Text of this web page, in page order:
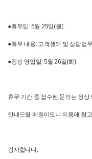
●휴무일: 5월 25일(월)
●휴무 내용: 고객센터 및 상담업무
●정상 영업일: 5월 26일(화)
휴무 기간 중 접수된 문의는 정상
안내드릴 예정이오니 이용에 참
감사합니다.